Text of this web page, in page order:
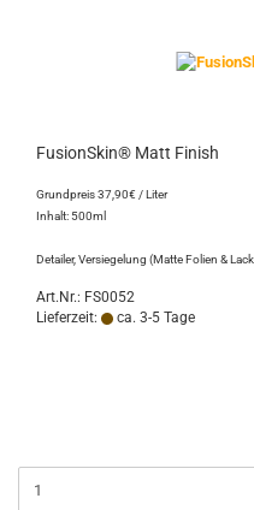
FusionSkin® Matt Finish
Grundpreis 37,90€ / Liter
Inhalt: 500ml
Detailer, Versiegelung (Matte Folien &
Art.Nr.: FS0052
Lieferzeit:
ca. 3-5 Tage